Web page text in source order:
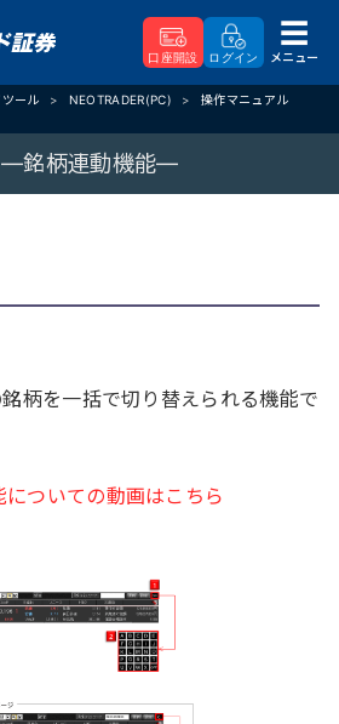
口座開設 ログイン メニュー
ツール NEOTRADER(PC)
操作マニュアル
銘柄連動機能―
柄を一括で切り替えられる機能で
ついての動画はこちら